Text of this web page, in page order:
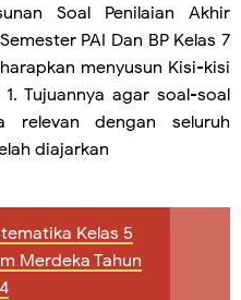
Soal Penilaian Akhir
PAI Dan BP Kelas 7
menyusun Kisi-kisi
Tujuannya agar soal-soal
relevan dengan seluruh
diajarkan
Kelas 5
Merdeka Tahun